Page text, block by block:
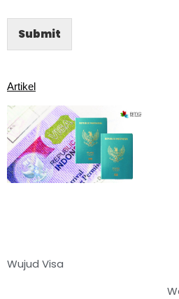
Submit
Artikel
Wujud Visa